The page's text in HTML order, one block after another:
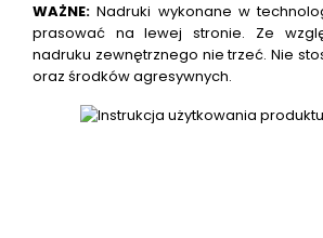
WAŻNE:Nadruki wykonane w
prasować na lewej stronie. Ze
nadruku zewnętrznego nie trzeć. Nie
oraz środków agresywnych.